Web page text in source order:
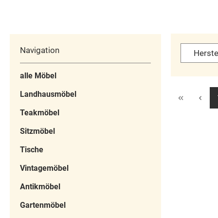
hat einen
wunderschönen,
rustikalen Look und
Möbeln.Unsere
andere ,konventionelle
und funkionieren mit
handelsüblichen
Durchmesser: 55cm
; Höhe: 60 cm
Material
ist unkompliziert
Kontakt mit
trockenen Tuch
trocken zu
Ihrem
hochwertigen
im Landhausstil
Navigation
alle Möbel
Landhausmöbel
Teakmöbel
Sitzmöbel
Tische
Vintagemöbel
Antikmöbel
Gartenmöbel